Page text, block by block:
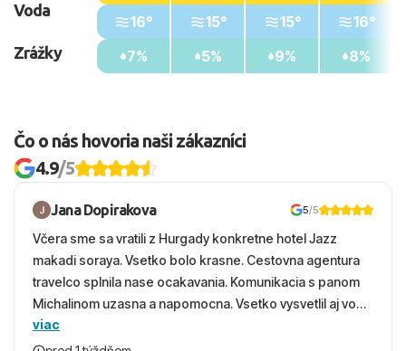
Voda
Zrážky
16°
7%
15°
5%
15°
9%
16°
8%
Čo o nás hovoria naši zákazníci
4.9/5
Jana Dopirakova 5/5
Včera sme sa vratili z Hurgady konkretne hotel Jazz
makadi soraya. Vsetko bolo krasne. Cestovna agentura
travelco splnila nase ocakavania. Komunikacia s panom
Michalinom uzasna a napomocna. Vsetko vysvetlil aj vo
vecernych hodinach zaco sa ospravedlnujem. Hotel
krasny, cisty. Sluzby top. Strava, prostredie, more,
viac